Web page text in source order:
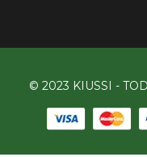
© 2023 KIUSSI -